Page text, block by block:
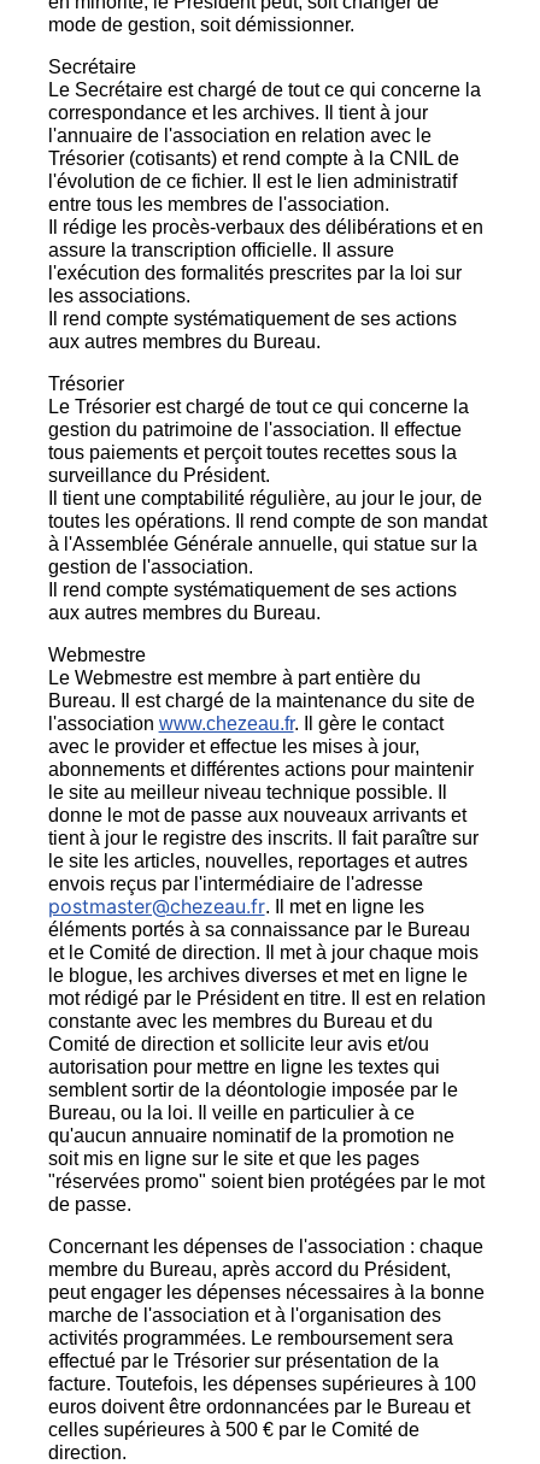
mode de gestion, soit démissionner.
Secrétaire
Le Secrétaire est chargé de tout ce qui concerne la
correspondance et les archives. Il tient à jour
l'annuaire de l'association en relation avec le
Trésorier (cotisants) et rend compte à la CNIL de
l'évolution de ce fichier. Il est le lien administratif
entre tous les membres de l'association.
Il rédige les procès-verbaux des délibérations et en
assure la transcription officielle. Il assure
l'exécution des formalités prescrites par la loi sur
les associations.
Il rend compte systématiquement de ses actions
aux autres membres du Bureau.
Trésorier
Le Trésorier est chargé de tout ce qui concerne la
gestion du patrimoine de l'association. Il effectue
tous paiements et perçoit toutes recettes sous la
surveillance du Président.
Il tient une comptabilité régulière, au jour le jour, de
toutes les opérations. Il rend compte de son mandat
à l'Assemblée Générale annuelle, qui statue sur la
gestion de l'association.
Il rend compte systématiquement de ses actions
aux autres membres du Bureau.
Webmestre
Le Webmestre est membre à part entière du
Bureau. Il est chargé de la maintenance du site de
l'association www.chezeau.fr. Il gère le contact
avec le provider et effectue les mises à jour,
abonnements et différentes actions pour maintenir
le site au meilleur niveau technique possible. Il
donne le mot de passe aux nouveaux arrivants et
tient à jour le registre des inscrits. Il fait paraître sur
le site les articles, nouvelles, reportages et autres
envois reçus par l'intermédiaire de l'adresse
postmaster@chezeau.fr. Il met en ligne les
éléments portés à sa connaissance par le Bureau
et le Comité de direction. Il met à jour chaque mois
le blogue, les archives diverses et met en ligne le
mot rédigé par le Président en titre. Il est en relation
constante avec les membres du Bureau et du
Comité de direction et sollicite leur avis et/ou
autorisation pour mettre en ligne les textes qui
semblent sortir de la déontologie imposée par le
Bureau, ou la loi. Il veille en particulier à ce
qu'aucun annuaire nominatif de la promotion ne
soit mis en ligne sur le site et que les pages
"réservées promo" soient bien protégées par le mot
de passe.
Concernant les dépenses de l'association : chaque
membre du Bureau, après accord du Président,
peut engager les dépenses nécessaires à la bonne
marche de l'association et à l'organisation des
activités programmées. Le remboursement sera
effectué par le Trésorier sur présentation de la
facture. Toutefois, les dépenses supérieures à 100
euros doivent être ordonnancées par le Bureau et
celles supérieures à 500 € par le Comité de
direction.